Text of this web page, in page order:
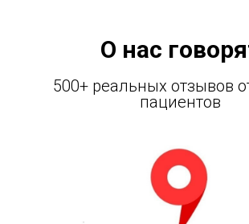
О нас
500+ реальных отзывов
пациентов